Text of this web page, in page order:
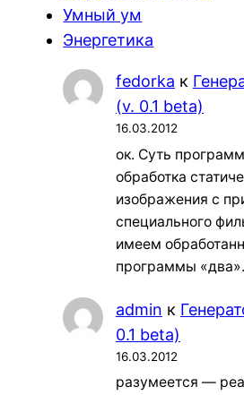
Умный ум
Энергетика
fedorka к
(v. 0.1 beta)
16.03.2012
ок. Суть
обработка
изображения с
специального
имеем
программы
admin к
0.1 beta)
16.03.2012
разумеется —